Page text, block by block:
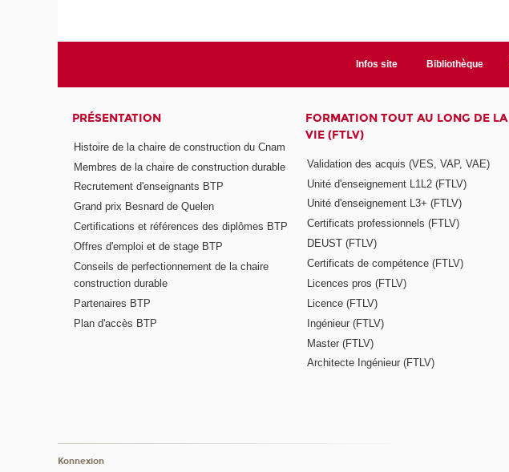
Infos site Bibliothèque
PRÉSENTATION
Histoire de la chaire de construction du Cnam
Membres de la chaire de construction durable
Recrutement d'enseignants BTP
Grand prix Besnard de Quelen
Certifications et références des diplômes BTP
Offres d'emploi et de stage BTP
Conseils de perfectionnement de la chaire
construction durable
Partenaires BTP
Plan d'accès BTP
FORMATION TOUT AU LONG DE LA
VIE (FTLV)
Validation des acquis (VES, VAP, VAE)
Unité d'enseignement L1L2 (FTLV)
Unité d'enseignement L3+ (FTLV)
Certificats professionnels (FTLV)
DEUST (FTLV)
Certificats de compétence (FTLV)
Licences pros (FTLV)
Licence (FTLV)
Ingénieur (FTLV)
Master (FTLV)
Architecte Ingénieur (FTLV)
Konnexion